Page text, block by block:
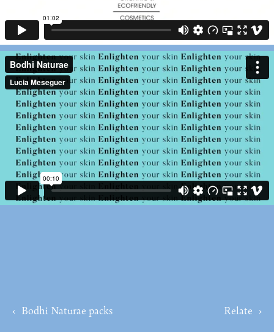
‹ Bodhi Naturae packs ›
Relate